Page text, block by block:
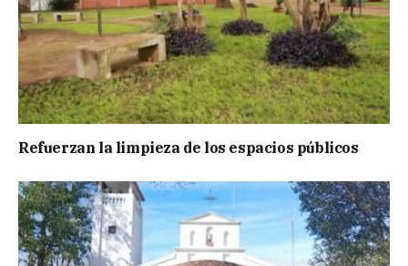
Refuerzan la limpieza de los espacios públicos